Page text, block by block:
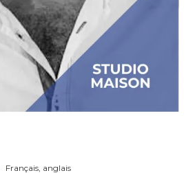
Français, anglais